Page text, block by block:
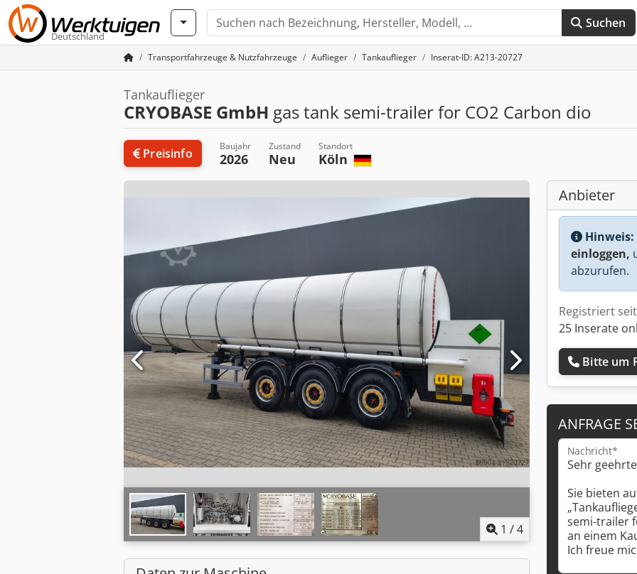
Deutschland
Suchen
Transportfahrzeuge & Nutzfahrzeuge Auflieger Tankauflieger Inserat-ID: A213-20727
Tankauflieger
CRYOBASE GmbH gas tank semi-trailer for CO2 Carbon dio
Preisinfo Baujahr
2026
Zustand
Neu
Standort
Köln
1 /4
Anbieter
Hinweis:
einloggen,
abzurufen.
Registriert
25 Inserate
Bitte um
ANFRAGE
Nachricht*